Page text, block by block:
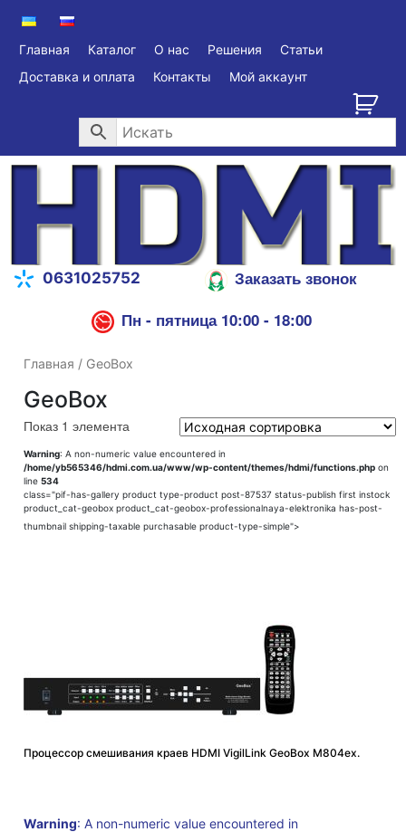
Главная Каталог О нас Решения
Статьи
Доставка и оплата
Контакты Мой аккаунт
0631025752
Заказать звонок
Пн - пятница 10:00 - 18:00
Главная / GeoBox
GeoBox
Показ 1 элемента
Warning: A non-numeric value encountered in
/home/yb565346/hdmi.com.ua/www/wp-content/themes/hdmi/functions.php on
line534
class="pif-has-gallery product type-product post-87537 status-publish first instock
product_cat-geobox product_cat-geobox-professionalnaya-elektronika has-post-
thumbnail shipping-taxable purchasable product-type-simple">
Процессор смешивания краев HDMI VigilLink GeoBox M804ex.
Warning: A non-numeric value encountered in